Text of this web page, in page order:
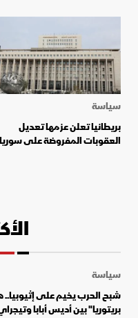
سياسة
بريطانيا تعلن عزمها تعديل
العقوبات المفروضة على سوريا
سياسة
شبح الحرب يخيم على إثيوبيا..
بريتوريا" بين أديس أبابا